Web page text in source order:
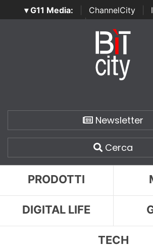
▾ G11 Media: ChannelCity
SecurityOpenLab | Italian Channel
Italian Security
Newsletter
Cerca
PRODOTTI
DIGITAL LIFE
TECH